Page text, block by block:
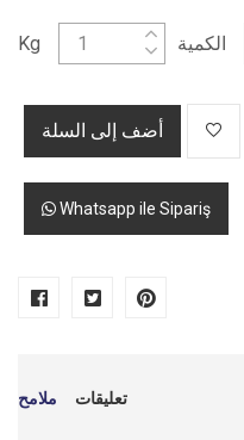
Kg الكمية
أضف إلى السلة
Whatsapp ile Sipariş
ملامح تعليقات